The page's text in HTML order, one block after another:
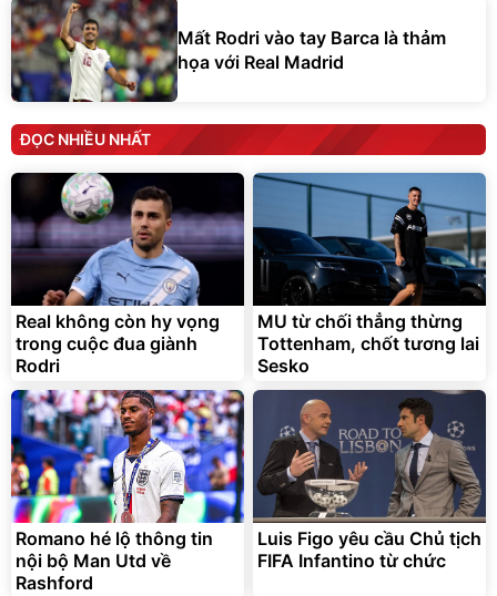
Mất Rodri vào tay Barca là thảm
họa với Real Madrid
ĐỌC NHIỀU NHẤT
Real không còn hy vọng
trong cuộc đua giành
Rodri
MU từ chối thẳng thừng
Tottenham, chốt tương lai
Sesko
Romano hé lộ thông tin
nội bộ Man Utd về
Rashford
Luis Figo yêu cầu Chủ tịch
FIFA Infantino từ chức